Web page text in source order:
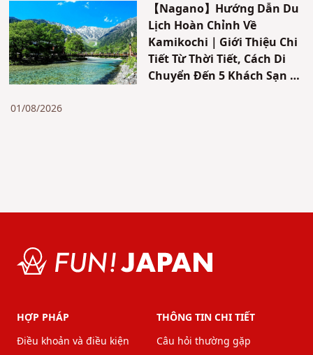
【Nagano】Hướng Dẫn Du
Lịch Hoàn Chỉnh Về
Kamikochi｜Giới Thiệu Chi
Tiết Từ Thời Tiết, Cách Di
Chuyển Đến 5 Khách Sạn &
01/08/2026
HỢP PHÁP
Điều khoản và điều kiện
THÔNG TIN CHI TIẾT
Câu hỏi thường gặp